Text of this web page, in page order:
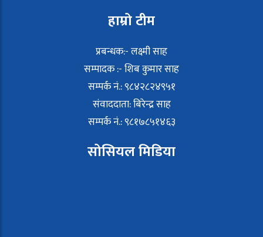
हाम्रो टीम
प्रबन्धक:- लक्ष्मी साह
सम्पादक :- शिब कुमार साह
सम्पर्क नं.: ९८४२८२४९५१
संवाददाता: बिरेन्द्र साह
सम्पर्क नं.: ९८१७८५१४६३
सोसियल मिडिया